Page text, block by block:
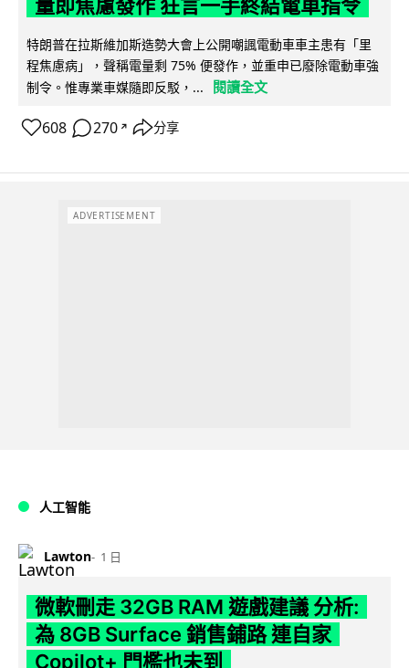
量即焦慮發作 狂言一手終結電車指令
特朗普在拉斯維加斯造勢大會上公開嘲諷電動車車主患有「里
程焦慮病」，聲稱電量剩 75% 便發作，並重申已廢除電動車強
制令。惟專業車媒隨即反駁，...
閱讀全文
608 270 ↗ 分享
ADVERTISEMENT
人工智能
Lawton 1 日
微軟刪走 32GB RAM 遊戲建議 分析:
為 8GB Surface 銷售鋪路 連自家
Copilot+ 門檻也未到